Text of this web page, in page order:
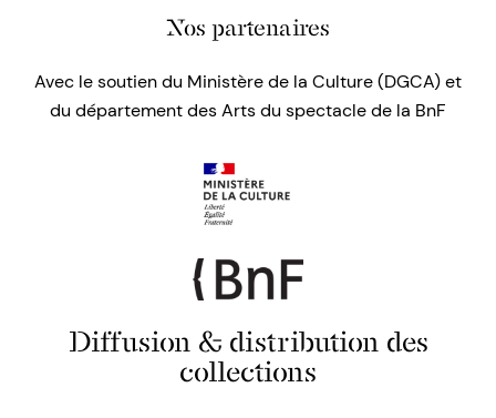
Nos partenaires
Avec le soutien du Ministère de la Culture (DGCA) et
du département des Arts du spectacle de la BnF
Diffusion & distribution des
collections